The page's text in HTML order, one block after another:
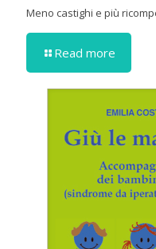
Meno castighi e più
Read more